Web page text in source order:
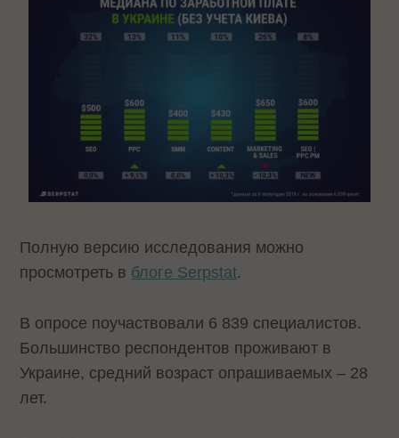
Полную версию исследования можно
просмотреть в блоге Serpstat.
В опросе поучаствовали 6 839 специалистов.
Большинство респондентов проживают в
Украине, средний возраст опрашиваемых – 28
лет.